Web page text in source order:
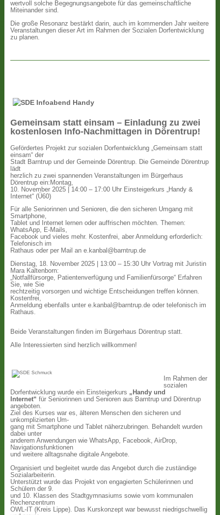
wertvoll solche Begegnungsangebote für das gemeinschaftliche
Miteinander sind.
Die große Resonanz bestärkt darin, auch im kommenden Jahr weitere
Veranstaltungen dieser Art im Rahmen der Sozialen Dorfentwicklung
zu planen.
Gemeinsam statt einsam – Einladung zu zwei
kostenlosen Info-Nachmittagen in Dörentrup!
Gefördertes Projekt zur sozialen Dorfentwicklung „Gemeinsam statt
einsam“ der
Stadt Barntrup und der Gemeinde Dörentrup. Die Gemeinde Dörentrup
lädt
herzlich zu zwei spannenden Veranstaltungen im Bürgerhaus
Dörentrup ein:Montag,
10. November 2025 | 14:00 – 17:00 Uhr Einsteigerkurs „Handy &
Internet“ (Ü60)
Für alle Seniorinnen und Senioren, die den sicheren Umgang mit
Smartphone,
Tablet und Internet lernen oder auffrischen möchten. Themen:
WhatsApp, E-Mails,
Facebook und vieles mehr. Kostenfrei, aber Anmeldung erforderlich:
Telefonisch im
Rathaus oder per Mail an e.kanbal@barntrup.de
Dienstag, 18. November 2025 | 13:00 – 15:30 Uhr Vortrag mit Juristin
Mara Kaltenborn:
„Notfallfürsorge, Patientenverfügung und Familienfürsorge“ Erfahren
Sie, wie Sie
rechtzeitig vorsorgen und wichtige Entscheidungen treffen können.
Kostenfrei,
Anmeldung ebenfalls unter e.kanbal@barntrup.de oder telefonisch im
Rathaus.
Beide Veranstaltungen finden im Bürgerhaus Dörentrup statt.
Alle Interessierten sind herzlich willkommen!
Im Rahmen der
sozialen
Dorfentwicklung wurde ein Einsteigerkurs „Handy und
Internet“ für Seniorinnen und Senioren aus Barntrup und Dörentrup
angeboten.
Ziel des Kurses war es, älteren Menschen den sicheren und
unkomplizierten Um-
gang mit Smartphone und Tablet näherzubringen. Behandelt wurden
dabei unter
anderem Anwendungen wie WhatsApp, Facebook, AirDrop,
Navigationsfunktionen
und weitere alltagsnahe digitale Angebote.
Organisiert und begleitet wurde das Angebot durch die zuständige
Sozialarbeiterin.
Unterstützt wurde das Projekt von engagierten Schülerinnen und
Schülern der 9.
und 10. Klassen des Stadtgymnasiums sowie vom kommunalen
Rechenzentrum
OWL-IT (Kreis Lippe). Das Kurskonzept war bewusst niedrigschwellig